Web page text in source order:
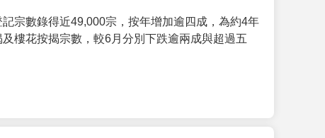
宗數錄得近49,000宗，按年增加逾四成，為約4年
樓花按揭宗數，較6月分別下跌逾兩成與超過五